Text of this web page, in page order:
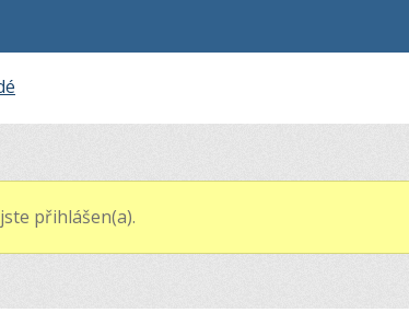
přihlášen(a).